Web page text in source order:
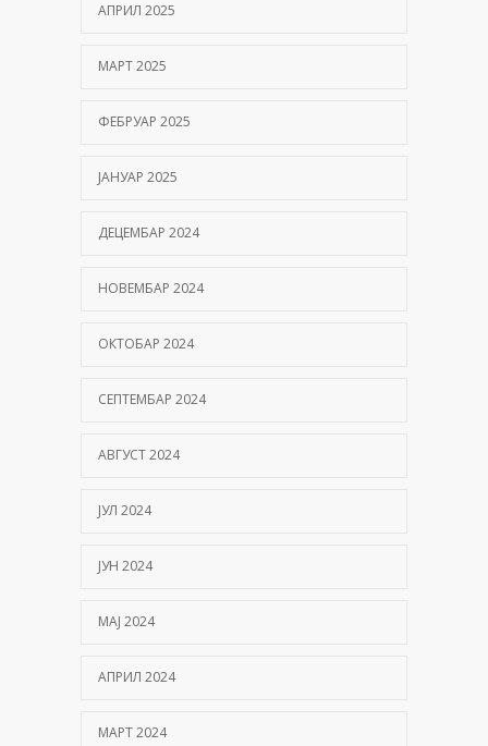
АПРИЛ 2025
МАРТ 2025
ФЕБРУАР 2025
ЈАНУАР 2025
ДЕЦЕМБАР 2024
НОВЕМБАР 2024
ОКТОБАР 2024
СЕПТЕМБАР 2024
АВГУСТ 2024
ЈУЛ 2024
ЈУН 2024
МАЈ 2024
АПРИЛ 2024
МАРТ 2024